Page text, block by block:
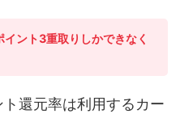
ント3重取りしかできなく
還元率は利用するカー